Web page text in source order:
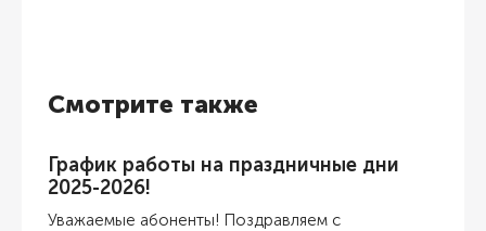
Смотрите также
График работы на праздничные дни
2025-2026!
Уважаемые абоненты! Поздравляем с